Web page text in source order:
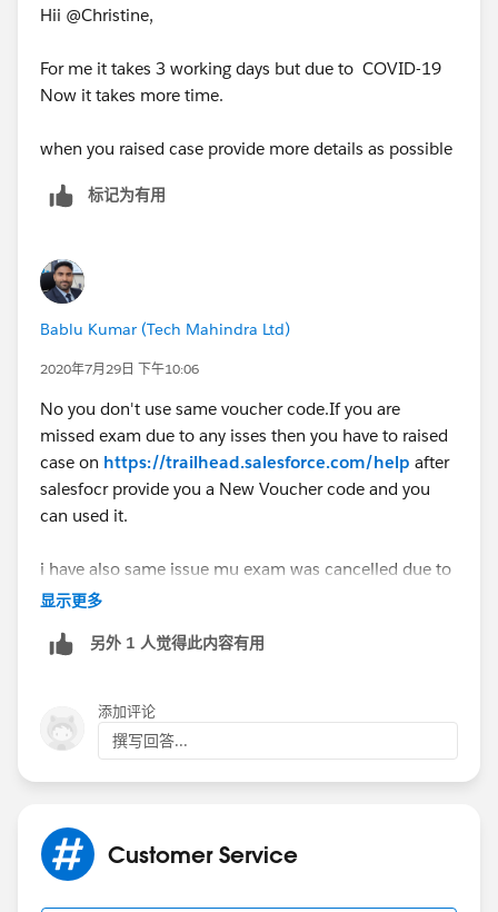
Hii @Christine,
For me it takes 3 working days but due to COVID-19
Now it takes more time.
when you raised case provide more details as possible
标记为有用
Bablu Kumar (Tech Mahindra Ltd)
2020年7月29日 下午10:06
No you don't use same voucher code.If you are
missed exam due to any isses then you have to raised
case on https://trailhead.salesforce.com/help after
salesfocr provide you a New Voucher code and you
can used it.
i have also same issue mu exam was cancelled due to
technical issue then i raised case on trailhead and they
显示更多
另外 1 人觉得此内容有用
添加评论
撰写回答...
Customer Service